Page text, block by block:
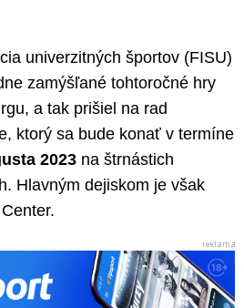
univerzitných športov (FISU)
zamýšľané tohtoročné hry
a tak prišiel na rad
ktorý sa bude konať v termíne
2023 na štrnástich
Hlavným dejiskom je však